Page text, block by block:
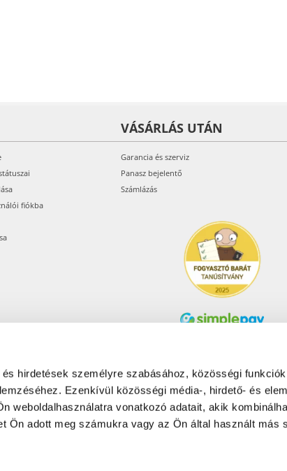
hirdetések személyre szabásához, közösségi
Ezenkívül közösségi média-, hirdető- és
weboldalhasználatra vonatkozó adatait, akik
Ön adott meg számukra vagy az Ön által használt más
fiókba
VÁSÁRLÁS UTÁN
Garancia és szerviz
Panasz bejelentő
Számlázás
Olcsóbbat.hu – Spórolni
tudni kell